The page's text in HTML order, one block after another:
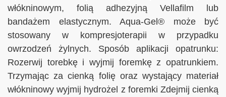
włókninowym, folią adhezyjną Vellafilm lub
bandażem elastycznym. Aqua-Gel® może być
stosowany w kompresjoterapii w przypadku
owrzodzeń żylnych. Sposób aplikacji opatrunku:
Rozerwij torebkę i wyjmij foremkę z opatrunkiem.
Trzymając za cienką folię oraz wystający materiał
włókninowy wyjmij hydrożel z foremki Zdejmij cienką